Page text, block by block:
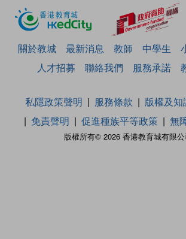
關於教城 最新消息 教師 中學生
人才招募
聯絡我們 服務承諾
版權所有© 2026 香港教育城有限公
私隱政策聲明 服務條款
版權及
免責聲明
促進種族平等政策 無